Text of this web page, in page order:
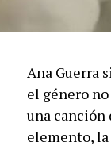
Ana Guerra
el género
una canción
elemento, la